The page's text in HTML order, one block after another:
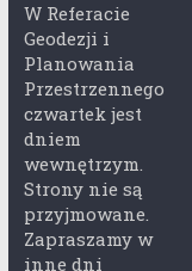
W Referacie
Geodezji i
Planowania
Przestrzennego
czwartek jest
dniem
wewnętrzym.
Strony nie są
przyjmowane.
Zapraszamy w
inne dni